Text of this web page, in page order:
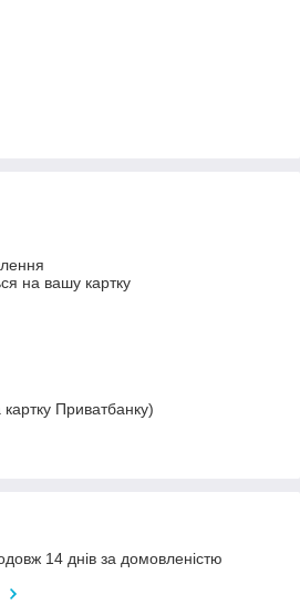
на вашу картку
Приватбанку)
14 днів за домовленістю